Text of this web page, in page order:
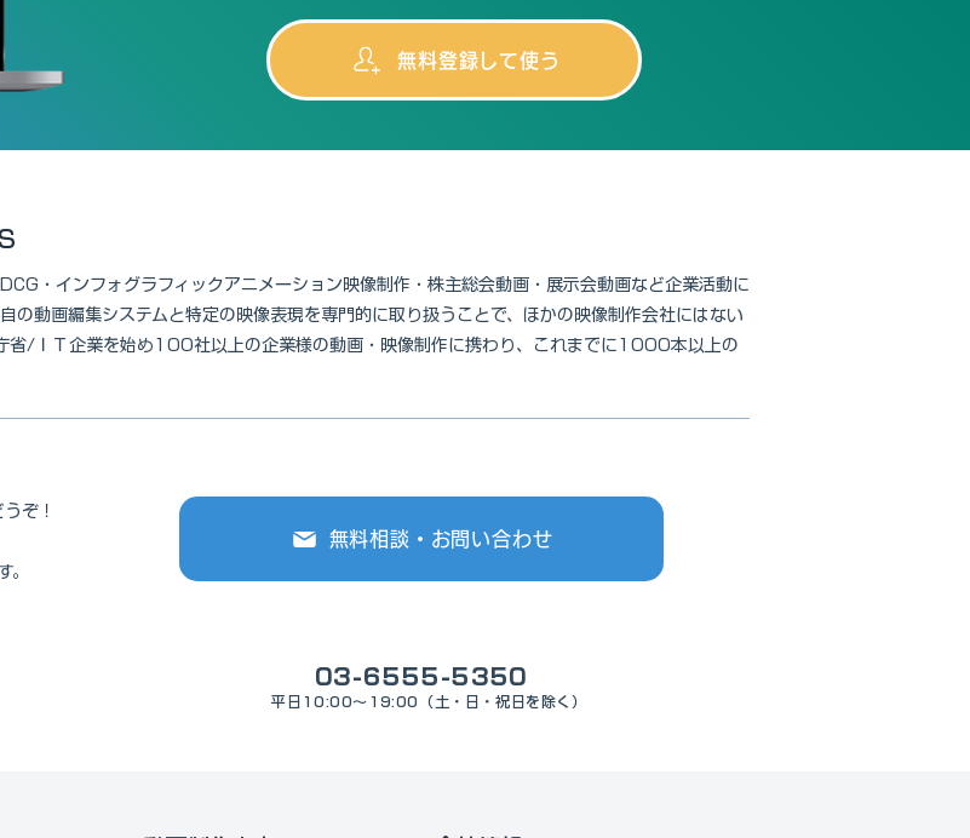
無料登録して使う
・インフォグラフィックアニメーション映像制作・株主総会動画・展示会動画など企業活動に
の動画編集システムと特定の映像表現を専門的に取り扱うことで、ほかの映像制作会社にはない
省/ＩＴ企業を始め100社以上の企業様の動画・映像制作に携わり、これまでに1000本以上の
ぞ！
。
無料相談・お問い合わせ
03-6555-5350
平日10:00～19:00（土・日・祝日を除く）